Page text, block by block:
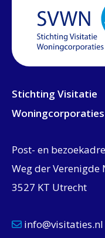
Stichting Visitatie
Post- en
Weg der Verenigde
3527 KT Utrecht
info@visitaties.nl